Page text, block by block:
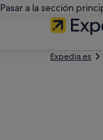
Pasar a la sección
Expedia.es